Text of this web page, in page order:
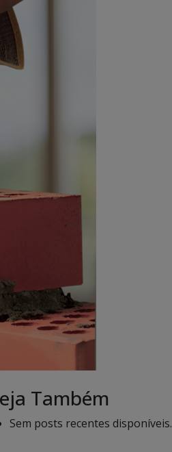
Também
Sem posts recentes disponíveis.